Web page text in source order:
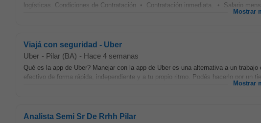
logísticas. Condiciones de Contratación • Contratación inmediata. • Salario
Mostrar
Viajá con seguridad - Uber
Uber - Pilar (BA) - Hace 4 semanas
Qué es la app de Uber? Manejar con la app de Uber es una alternativa a un
efectivo de forma rápida, independiente y a tu propio ritmo. Podés hacerlo por un
Mostrar
Analista Semi Sr De Rrhh Pilar